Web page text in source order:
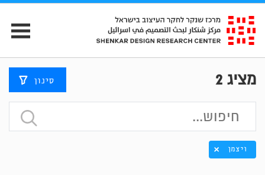
מציג 2 סינון
ויצמן